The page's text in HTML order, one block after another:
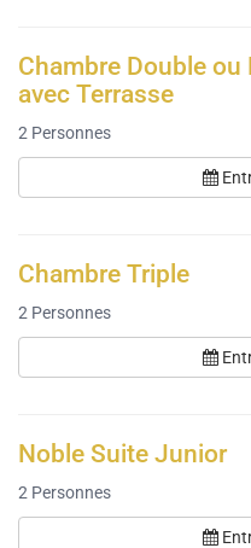
Chambre Double
avec Terrasse
2 Personnes
Chambre Triple
2 Personnes
Noble Suite Junior
2 Personnes